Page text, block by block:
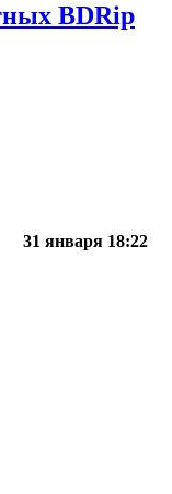
BDRip
31 января 18:22